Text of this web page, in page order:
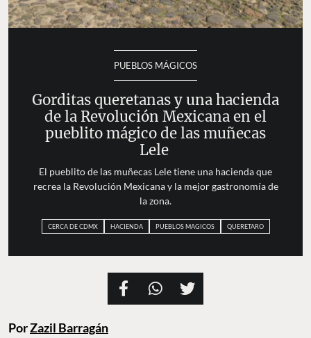
PUEBLOS MÁGICOS
Gorditas queretanas y una hacienda
de la Revolución Mexicana en el
pueblito mágico de las muñecas
Lele
El pueblito de las muñecas Lele tiene una hacienda que
recrea la Revolución Mexicana y la mejor gastronomía de
la zona.
CERCA DE CDMX HACIENDA PUEBLOS MAGICOS QUERETARO
PorZazil Barragán